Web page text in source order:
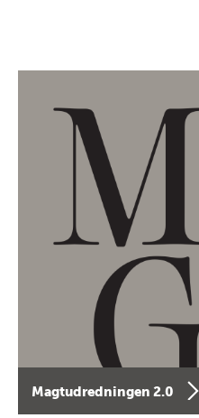
Magtudredningen 2.0